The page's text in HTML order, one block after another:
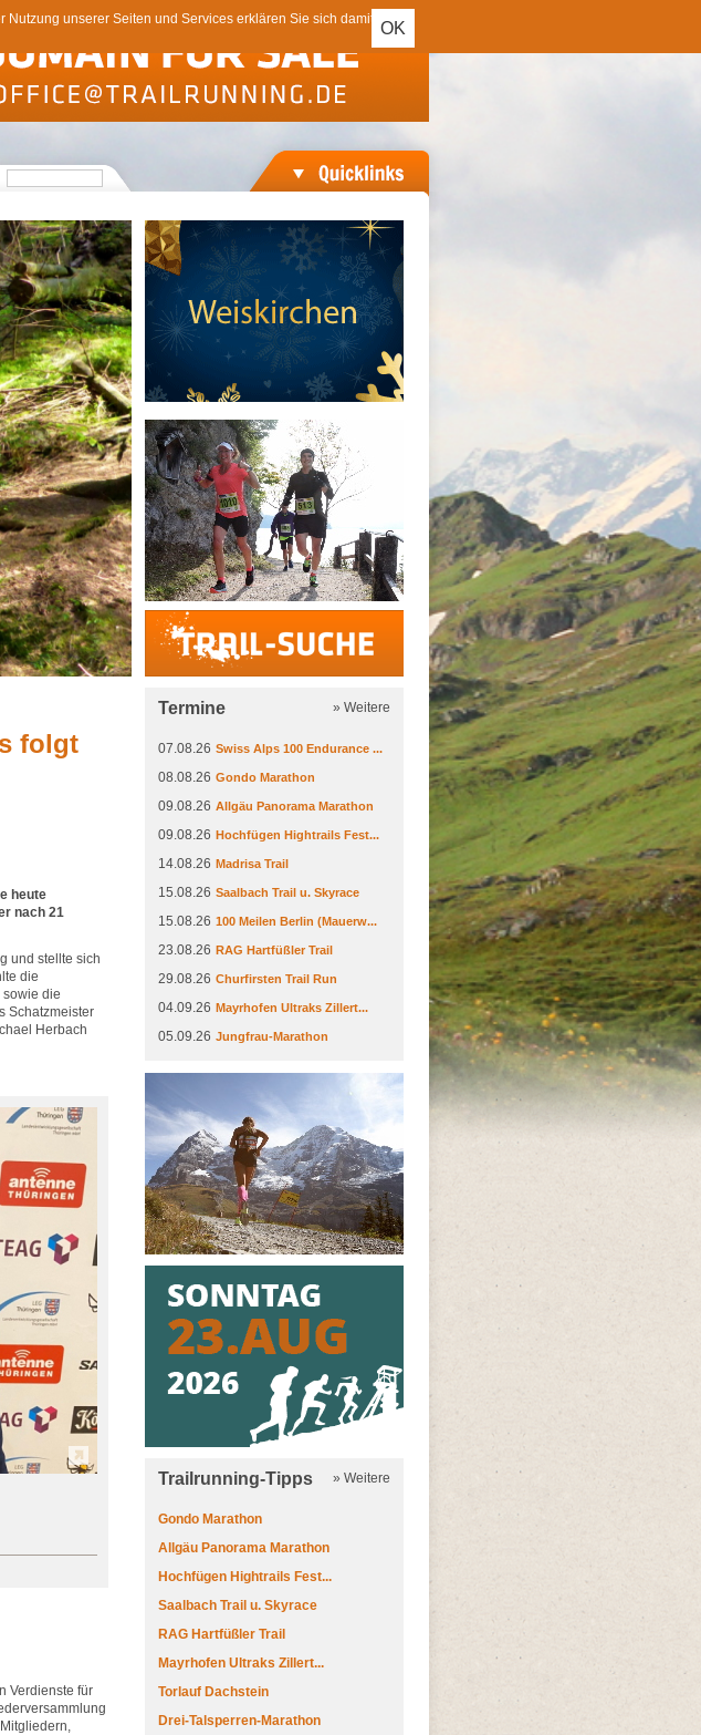
OK
unserer Seiten und Services erklären Sie sich damit
Trail-Suche
folgt
heute
nach 21
und stellte sich
die
die
Schatzmeister
Herbach
Verdienste für
Termine » Weitere
07.08.26 Swiss Alps 100 Endurance ...
08.08.26 Gondo Marathon
09.08.26 Allgäu Panorama Marathon
09.08.26 Hochfügen Hightrails Fest...
14.08.26 Madrisa Trail
15.08.26 Saalbach Trail u. Skyrace
15.08.26 100 Meilen Berlin (Mauerw...
23.08.26 RAG Hartfüßler Trail
29.08.26 Churfirsten Trail Run
04.09.26 Mayrhofen Ultraks Zillert...
05.09.26 Jungfrau-Marathon
Trailrunning-Tipps » Weitere
Gondo Marathon
Allgäu Panorama Marathon
Hochfügen Hightrails Fest...
Saalbach Trail u. Skyrace
RAG Hartfüßler Trail
Mayrhofen Ultraks Zillert...
Torlauf Dachstein
Drei-Talsperren-Marathon